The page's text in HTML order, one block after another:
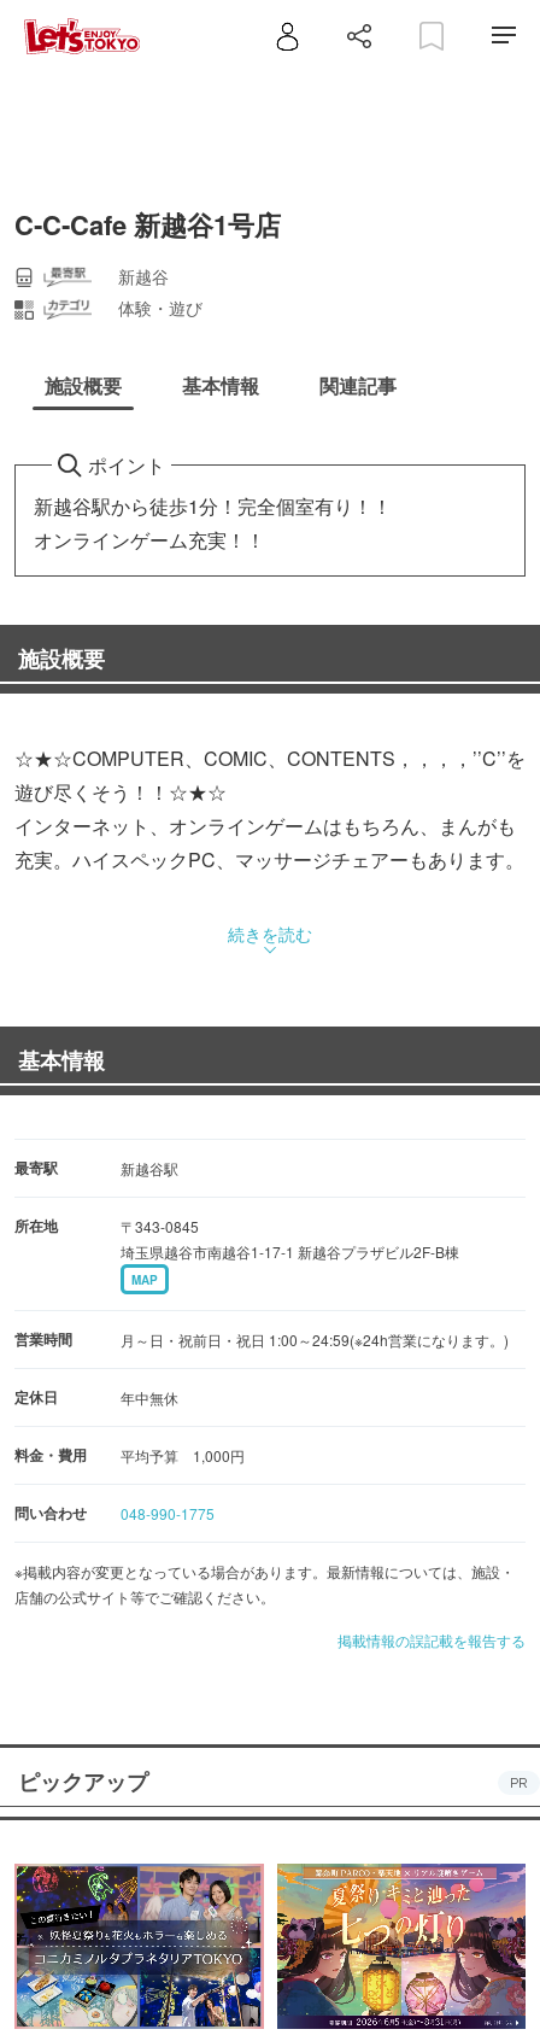
C‐C‐Cafe 新越谷1号店
新越谷
体験・遊び
施設概要 基本情報 関連記事
ポイント
新越谷駅から徒歩1分！完全個室有り！！
オンラインゲーム充実！！
施設概要
☆★☆COMPUTER、COMIC、CONTENTS，，，，’’C’’を
遊び尽くそう！！☆★☆
インターネット、オンラインゲームはもちろん、まんがも
充実。ハイスペックPC、マッサージチェアーもあります。
▼△▼△▼△▼△▼△席の内訳▼△▼△▼△▼△▼△▼
シングルシート 5席 ハイスペックPC 1台
マッサージシート 2席
ペアシート 2組4席
▼△▼△▼△▼△▼△▼△▼△▼△▼△▼△▼△▼△▼
§§§§§§§§§§§§§§§§§§§§§§§
§§§§§§§§§§§§§§§§§§§§§§§
当店ホームページはこちら http://www.c-c-cafe.net/
続きを読む
基本情報
最寄駅 新越谷駅
所在地
〒343-0845
埼玉県越谷市南越谷1-17-1 新越谷プラザビル2F-B棟
MAP
営業時間 月～日・祝前日・祝日 1:00～24:59(※24h営業になります。)
定休日 年中無休
料金・費用 平均予算 1,000円
問い合わせ 048-990-1775
※掲載内容が変更となっている場合があります。最新情報については、施設・
店舗の公式サイト等でご確認ください。
掲載情報の誤記載を報告する
ピックアップ PR